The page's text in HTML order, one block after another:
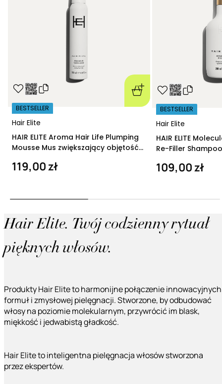
Hair Elite
BESTSELLER
HAIR ELITE Aroma Hair Life Plumping
Mousse Mus zwiększający objętość
119,00 zł
Hair Elite
BESTSELLER
HAIR ELITE
Re-Filler
109,00 zł
Hair Elite. Twój codzienny rytuał
pięknych włosów.
Produkty Hair Elite to harmonijne połączenie innowacyjnych
formuł i zmysłowej pielęgnacji. Stworzone, by odbudować
włosy na poziomie molekularnym, przywrócić im blask,
miękkość i jedwabistą gładkość.
Hair Elite to inteligentna pielęgnacja włosów stworzona
przez ekspertów.